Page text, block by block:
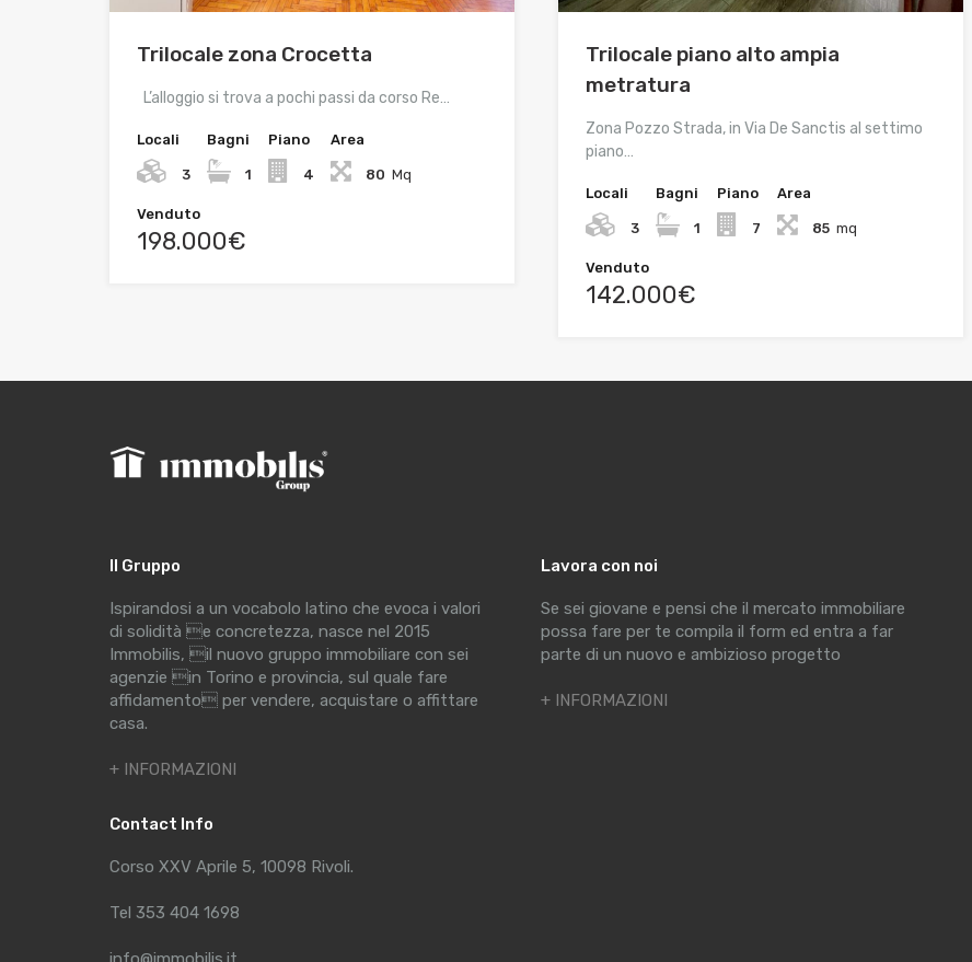
Trilocale zona Crocetta
L’alloggio si trova a pochi passi da corso Re…
Locali
3
Bagni
1
Piano
4
Area
80 Mq
Venduto
198.000€
Trilocale piano alto ampia
metratura
Zona Pozzo Strada, in Via De Sanctis al settimo
piano…
Locali
3
Bagni
1
Piano
7
Area
85 mq
Venduto
142.000€
Il Gruppo
Ispirandosi a un vocabolo latino che evoca i valori
di solidità e concretezza, nasce nel 2015
Immobilis, il nuovo gruppo immobiliare con sei
agenzie in Torino e provincia, sul quale fare
affidamento per vendere, acquistare o affittare
casa.
+ INFORMAZIONI
Contact Info
Corso XXV Aprile 5, 10098 Rivoli.
Tel 353 404 1698
Lavora con noi
Se sei giovane e pensi che il mercato immobiliare
possa fare per te compila il form ed entra a far
parte di un nuovo e ambizioso progetto
+ INFORMAZIONI